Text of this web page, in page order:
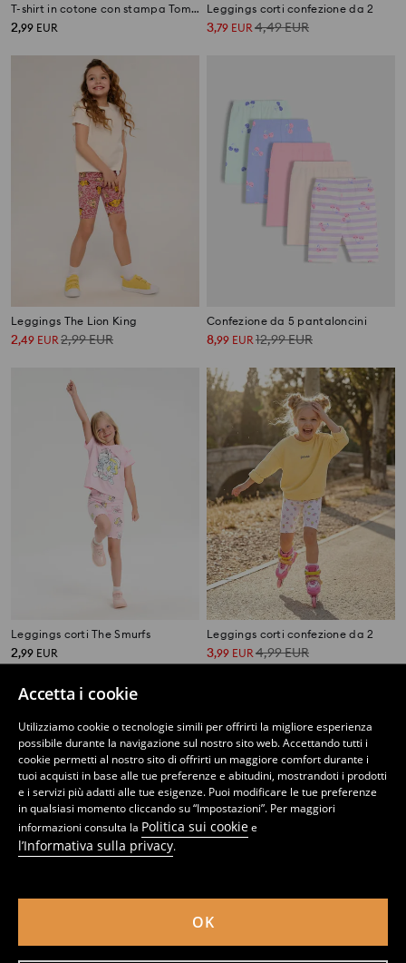
Accetta i cookie
Utilizziamo cookie o tecnologie simili per offrirti la migliore esperienza
possibile durante la navigazione sul nostro sito web. Accettando tutti i
cookie permetti al nostro sito di offrirti un maggiore comfort durante i
tuoi acquisti in base alle tue preferenze e abitudini, mostrandoti i prodotti
e i servizi più adatti alle tue esigenze. Puoi modificare le tue preferenze
in qualsiasi momento cliccando su “Impostazioni”. Per maggiori
informazioni consulta la Politica sui cookiee
l’Informativa sulla privacy.
OK
T-shirt in cotone con stampa Tom and Jerry
2,99 EUR
Leggings corti confezione da 2
3,79 EUR 4,49EUR
Leggings The Lion King
2,49 EUR2,99EUR
Confezione da 5 pantaloncini
8,99 EUR12,99EUR
Leggings corti The Smurfs
2,99 EUR
Leggings corti confezione da 2
3,99 EUR4,99EUR
Confezione da 2 pantaloncini Disney Princess Confezione da 2 pantaloncini L.O.L Surprise